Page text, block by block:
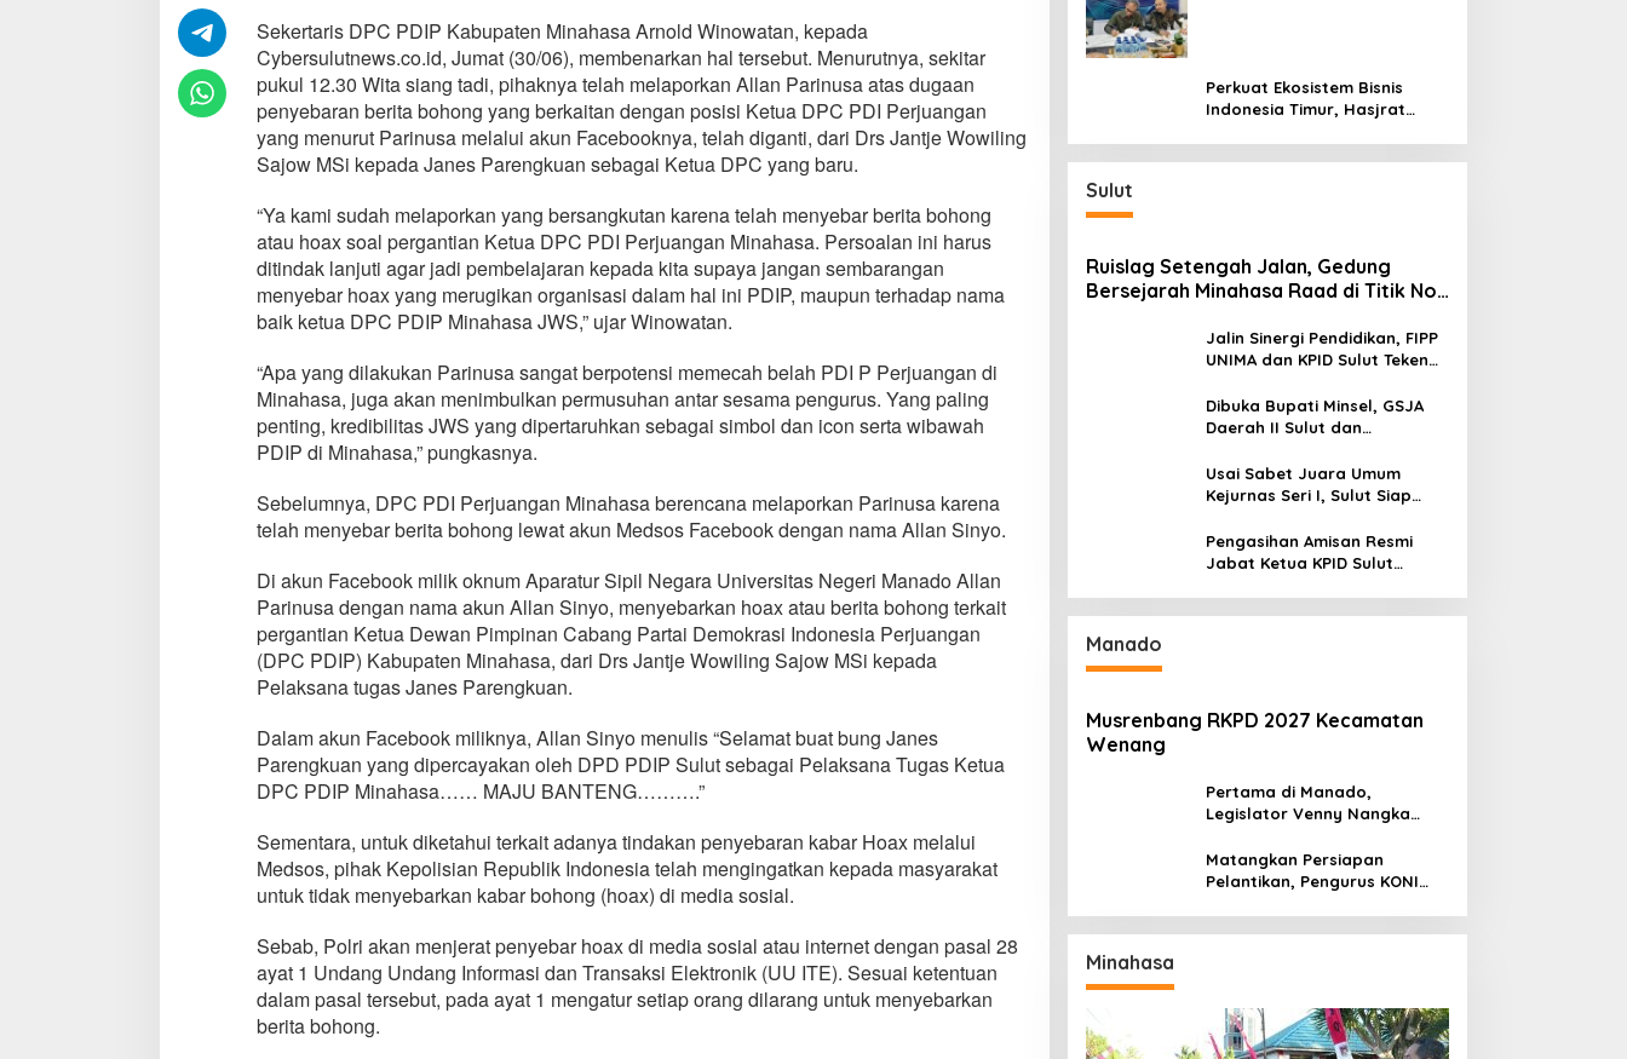
i
n
a
h
a
s
a
R
s
m
i
L
a
p
r
k
a
n
A
l
a
n
a
i
n
u
s
k
e
P
r
e
s
i
a
h
Sekertaris DPC PDIP Kabupaten Minahasa Arnold Winowatan, kepada
Cybersulutnews.co.id, Jumat (30/06), membenarkan hal tersebut. Menurutnya, sekitar
pukul 12.30 Wita siang tadi, pihaknya telah melaporkan Allan Parinusa atas dugaan
penyebaran berita bohong yang berkaitan dengan posisi Ketua DPC PDI Perjuangan
yang menurut Parinusa melalui akun Facebooknya, telah diganti, dari Drs Jantje Wowiling
Sajow MSi kepada Janes Parengkuan sebagai Ketua DPC yang baru.
“Ya kami sudah melaporkan yang bersangkutan karena telah menyebar berita bohong
atau hoax soal pergantian Ketua DPC PDI Perjuangan Minahasa. Persoalan ini harus
ditindak lanjuti agar jadi pembelajaran kepada kita supaya jangan sembarangan
menyebar hoax yang merugikan organisasi dalam hal ini PDIP, maupun terhadap nama
baik ketua DPC PDIP Minahasa JWS,” ujar Winowatan.
“Apa yang dilakukan Parinusa sangat berpotensi memecah belah PDI P Perjuangan di
Minahasa, juga akan menimbulkan permusuhan antar sesama pengurus. Yang paling
penting, kredibilitas JWS yang dipertaruhkan sebagai simbol dan icon serta wibawah
PDIP di Minahasa,” pungkasnya.
Sebelumnya, DPC PDI Perjuangan Minahasa berencana melaporkan Parinusa karena
telah menyebar berita bohong lewat akun Medsos Facebook dengan nama Allan Sinyo.
Di akun Facebook milik oknum Aparatur Sipil Negara Universitas Negeri Manado Allan
Parinusa dengan nama akun Allan Sinyo, menyebarkan hoax atau berita bohong terkait
pergantian Ketua Dewan Pimpinan Cabang Partai Demokrasi Indonesia Perjuangan
(DPC PDIP) Kabupaten Minahasa, dari Drs Jantje Wowiling Sajow MSi kepada
Pelaksana tugas Janes Parengkuan.
Dalam akun Facebook miliknya, Allan Sinyo menulis “Selamat buat bung Janes
Parengkuan yang dipercayakan oleh DPD PDIP Sulut sebagai Pelaksana Tugas Ketua
DPC PDIP Minahasa…… MAJU BANTENG……….”
Sementara, untuk diketahui terkait adanya tindakan penyebaran kabar Hoax melalui
Medsos, pihak Kepolisian Republik Indonesia telah mengingatkan kepada masyarakat
untuk tidak menyebarkan kabar bohong (hoax) di media sosial.
Sebab, Polri akan menjerat penyebar hoax di media sosial atau internet dengan pasal 28
ayat 1 Undang Undang Informasi dan Transaksi Elektronik (UU ITE). Sesuai ketentuan
dalam pasal tersebut, pada ayat 1 mengatur setiap orang dilarang untuk menyebarkan
berita bohong.
Perkuat Ekosistem Bisnis
Indonesia Timur, Hasjrat
Sulut
Ruislag Setengah Jalan, Gedung
Bersejarah Minahasa Raad di Titik Nol
Jalin Sinergi Pendidikan, FIPP
UNIMA dan KPID Sulut Teken
Antusias Serap Materi Literasi
Penyiaran
Dibuka Bupati Minsel, GSJA
Daerah II Sulut dan
Rakerda di Amurang
Usai Sabet Juara Umum
Kejurnas Seri I, Sulut Siap
Seri II Piala Presiden di
Tompaso
Pengasihan Amisan Resmi
Jabat Ketua KPID Sulut
Manado
Musrenbang RKPD 2027 Kecamatan
Wenang
Pertama di Manado,
Legislator Venny Nangka
Titiwungen Utara
Matangkan Persiapan
Pelantikan, Pengurus KONI
Minahasa